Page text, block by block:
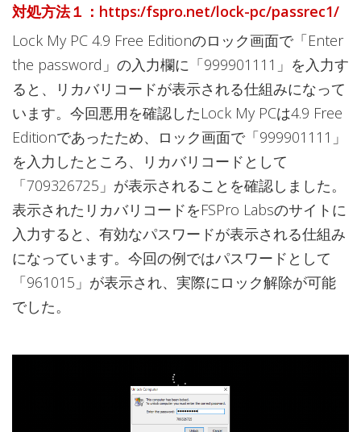
対処方法１：https:/fspro.net/lock-pc/passrec1/
Lock My PC 4.9 Free Editionのロック画面で「Enter
the password」の入力欄に「999901111」を入力す
ると、リカバリコードが表示される仕組みになって
います。今回悪用を確認したLock My PCは4.9 Free
Editionであったため、ロック画面で「999901111」
を入力したところ、リカバリコードとして
「709326725」が表示されることを確認しました。
表示されたリカバリコードをFSPro Labsのサイトに
入力すると、有効なパスワードが表示される仕組み
になっています。今回の例ではパスワードとして
「961015」が表示され、実際にロック解除が可能
でした。